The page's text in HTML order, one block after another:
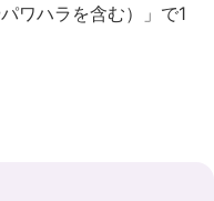
ワハラを含む）」で1